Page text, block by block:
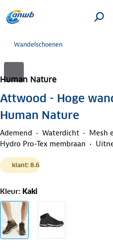
Wandelschoenen
Human Nature
Attwood - Hoge
Human Nature
Ademend Waterdicht
Mesh
Hydro Pro-Tex membraan
klant: 8.6
Kleur: Kaki